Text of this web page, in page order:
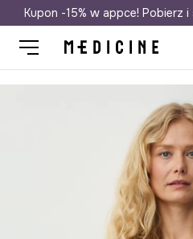
Darmowa
Kupon -15% w appce! Pobierz